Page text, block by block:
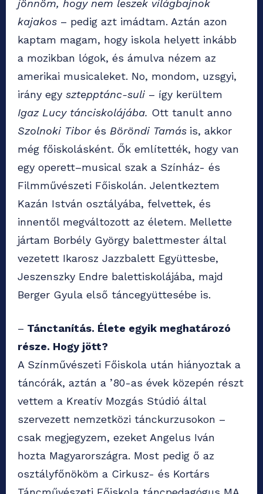
jönnöm, hogy nem leszek világbajnok
kajakos – pedig azt imádtam. Aztán azon
kaptam magam, hogy iskola helyett inkább
a mozikban lógok, és ámulva nézem az
amerikai musicaleket. No, mondom, uzsgyi,
irány egy sztepptánc-suli – így kerültem
Igaz Lucy tánciskolájába. Ott tanult anno
Szolnoki Tiborés Böröndi Tamás is, akkor
még főiskolásként. Ők említették, hogy van
egy operett–musical szak a Színház- és
Filmművészeti Főiskolán. Jelentkeztem
Kazán István osztályába, felvettek, és
innentől megváltozott az életem. Mellette
jártam Borbély György balettmester által
vezetett Ikarosz Jazzbalett Együttesbe,
Jeszenszky Endre balettiskolájába, majd
Berger Gyula első táncegyüttesébe is.
– Tánctanítás. Élete egyik meghatározó
része. Hogy jött?
A Színművészeti Főiskola után hiányoztak a
táncórák, aztán a ’80-as évek közepén részt
vettem a Kreatív Mozgás Stúdió által
szervezett nemzetközi tánckurzusokon –
csak megjegyzem, ezeket Angelus Iván
hozta Magyarországra. Most pedig ő az
osztályfőnököm a Cirkusz- és Kortárs